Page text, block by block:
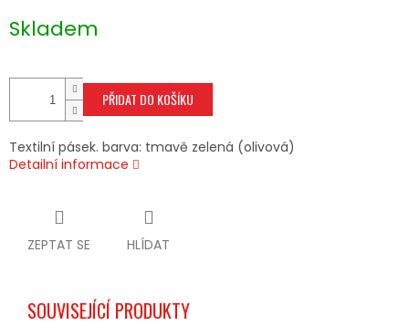
cena:
Skladem
PŘIDAT DO KOŠÍKU
Textilní pásek. barva: tmavě zelená (olivová)
Detailní informace
ZEPTAT SE HLÍDAT
SOUVISEJÍCÍ PRODUKTY